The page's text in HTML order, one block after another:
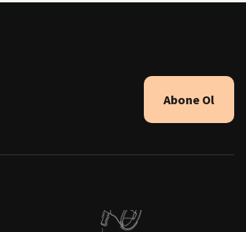
Abone Ol